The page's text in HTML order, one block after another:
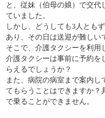
と、従妹（伯母の娘）で交代
ていました。
しかし、どうしても3人とも
あり、その日は送迎が難しい
そこで、介護タクシーを利用
介護タクシーは事前に予約を
らえるでしょうか？
また、病院の病室まで案内し
てもらうことはできますか？
で乗ることができません。